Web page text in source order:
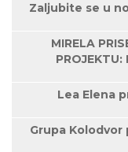
Zaljubite se u
MIRELA
Lea Elena
Grupa